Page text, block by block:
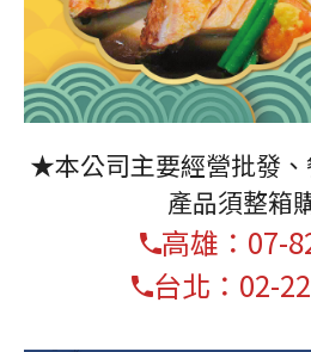
★本公司主要經營批發、
產品須整箱
高雄：07-
台北：02-